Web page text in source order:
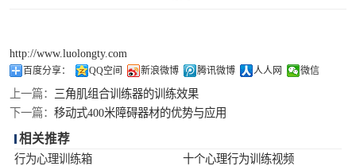
http://www.luolongty.com
百度分享： QQ空间 新浪微博 腾讯微博 人人网 微信
上一篇： 三角肌组合训练器的训练效果
下一篇： 移动式400米障碍器材的优势与应用
相关推荐
行为心理训练箱
十个心理行为训练视频
警犬训练器材
军用单双杠
400米障碍器材